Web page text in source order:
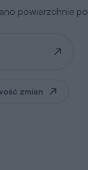
powierzchnie
zmian